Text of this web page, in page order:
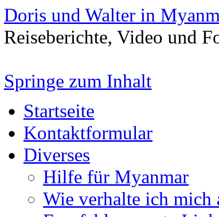
Doris und Walter in
Reiseberichte, Video und
Springe zum Inhalt
Startseite
Kontaktformular
Diverses
Hilfe für Myanmar
Wie verhalte ich